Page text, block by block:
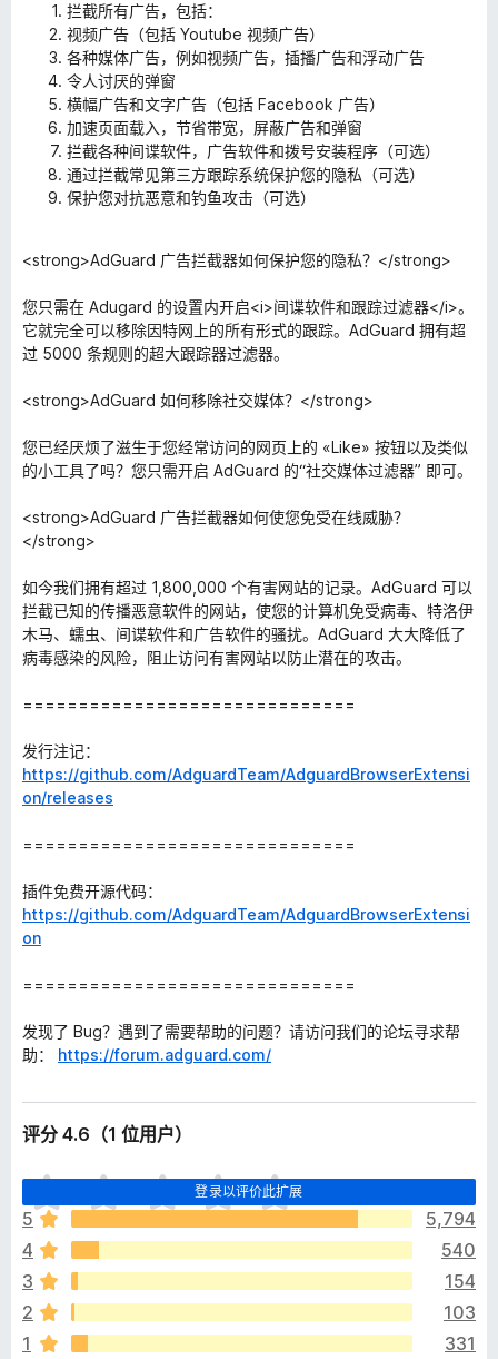
拦截所有广告，包括：
视频广告（包括 Youtube 视频广告）
各种媒体广告，例如视频广告，插播广告和浮动广告
令人讨厌的弹窗
横幅广告和文字广告（包括 Facebook 广告）
加速页面载入，节省带宽，屏蔽广告和弹窗
拦截各种间谍软件，广告软件和拨号安装程序（可选）
通过拦截常见第三方跟踪系统保护您的隐私（可选）
保护您对抗恶意和钓鱼攻击（可选）
<strong>AdGuard 广告拦截器如何保护您的隐私？</strong>
您只需在 Adugard 的设置内开启<i>间谍软件和跟踪过滤器</i>。
它就完全可以移除因特网上的所有形式的跟踪。AdGuard 拥有超
过 5000 条规则的超大跟踪器过滤器。
<strong>AdGuard 如何移除社交媒体？</strong>
您已经厌烦了滋生于您经常访问的网页上的 «Like» 按钮以及类似
的小工具了吗？您只需开启 AdGuard 的“社交媒体过滤器” 即可。
<strong>AdGuard 广告拦截器如何使您免受在线威胁？
</strong>
如今我们拥有超过 1,800,000 个有害网站的记录。AdGuard 可以
拦截已知的传播恶意软件的网站，使您的计算机免受病毒、特洛伊
木马、蠕虫、间谍软件和广告软件的骚扰。AdGuard 大大降低了
病毒感染的风险，阻止访问有害网站以防止潜在的攻击。
==============================
发行注记：
https://github.com/AdguardTeam/AdguardBrowserExtensi
on/releases
==============================
插件免费开源代码：
https://github.com/AdguardTeam/AdguardBrowserExtensi
on
==============================
发现了 Bug？遇到了需要帮助的问题？请访问我们的论坛寻求帮
助： https://forum.adguard.com/
评分 4.6（1 位用户）
登录以评价此扩展
目
前
尚
无
评
分
5
5,794
4
540
3
154
2
103
1
331